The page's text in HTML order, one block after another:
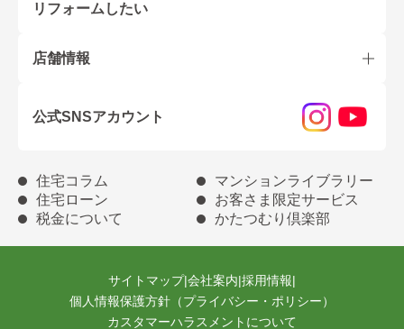
リフォームしたい
店舗情報
公式SNSアカウント
住宅コラム
マンションライブラリー
住宅ローン
お客さま限定サービス
税金について
かたつむり倶楽部
サイトマップ|会社案内|採用情報|
個人情報保護方針（プライバシー・ポリシー）
カスタマーハラスメントについて